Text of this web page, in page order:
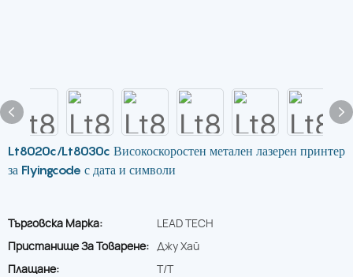
Lt8020c/Lt8030c Високоскоростен метален лазерен принтер
за Flyingcode с дата и символи
Търговска Марка:
LEAD TECH
Пристанище За Товарене: Джу Хай
Плащане:
T/T